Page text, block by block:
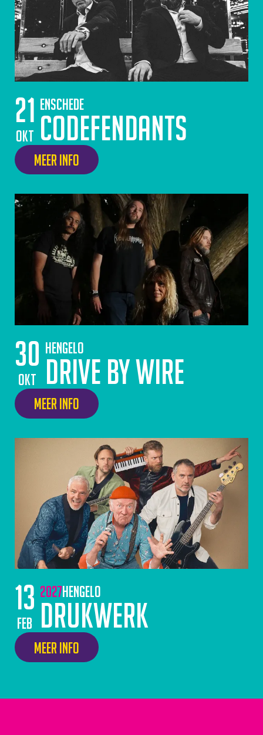
21
okt
Enschede
Codefendants
Meer info
30
okt
Hengelo
Drive By Wire
Meer info
13
feb
2027Hengelo
Drukwerk
Meer info